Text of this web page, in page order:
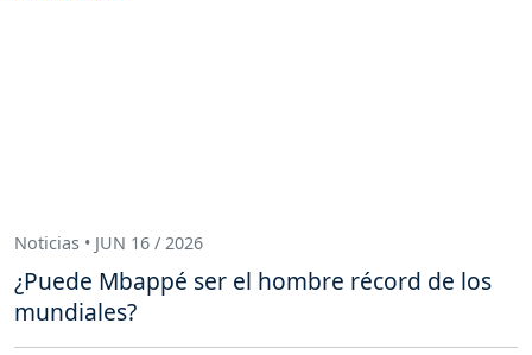
Noticias • JUN 16 / 2026
¿Puede Mbappé ser el hombre récord de los
mundiales?